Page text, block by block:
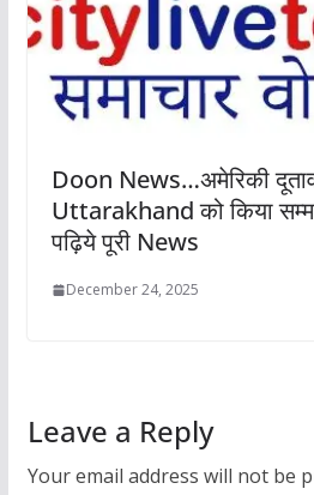
Doon News…अमेरिकी
Uttarakhand को किया
पढ़िये पूरी News
December 24, 2025
Leave a Reply
Your email address will not be